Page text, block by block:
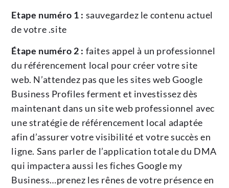
Etape numéro 1 : sauvegardez le contenu actuel
de votre .site
Étape numéro 2 : faites appel à un professionnel
du référencement local pour créer votre site
web. N’attendez pas que les sites web Google
Business Profiles ferment et investissez dès
maintenant dans un site web professionnel avec
une stratégie de référencement local adaptée
afin d’assurer votre visibilité et votre succès en
ligne. Sans parler de l’application totale du DMA
qui impactera aussi les fiches Google my
Business…prenez les rênes de votre présence en